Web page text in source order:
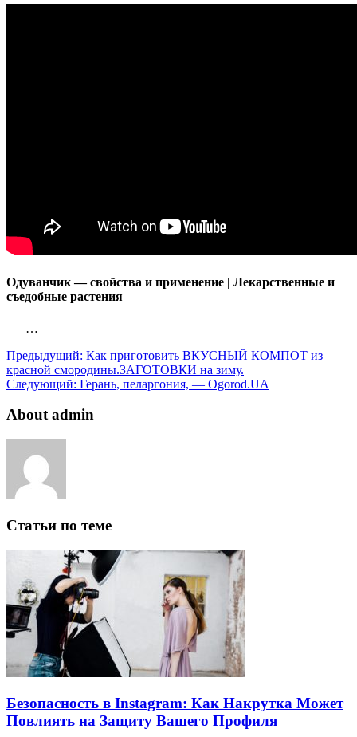
Одуванчик — свойства и применение | Лекарственные и
съедобные растения
…
Предыдущий: Как приготовить ВКУСНЫЙ КОМПОТ из
красной смородины.ЗАГОТОВКИ на зиму.
Следующий: Герань, пеларгония, — Ogorod.UA
About admin
Статьи по теме
Безопасность в Instagram: Как Накрутка Может
Повлиять на Защиту Вашего Профиля